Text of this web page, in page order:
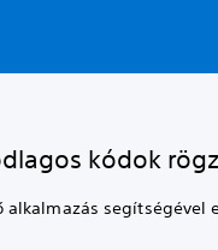
kódok
alkalmazás segítségével